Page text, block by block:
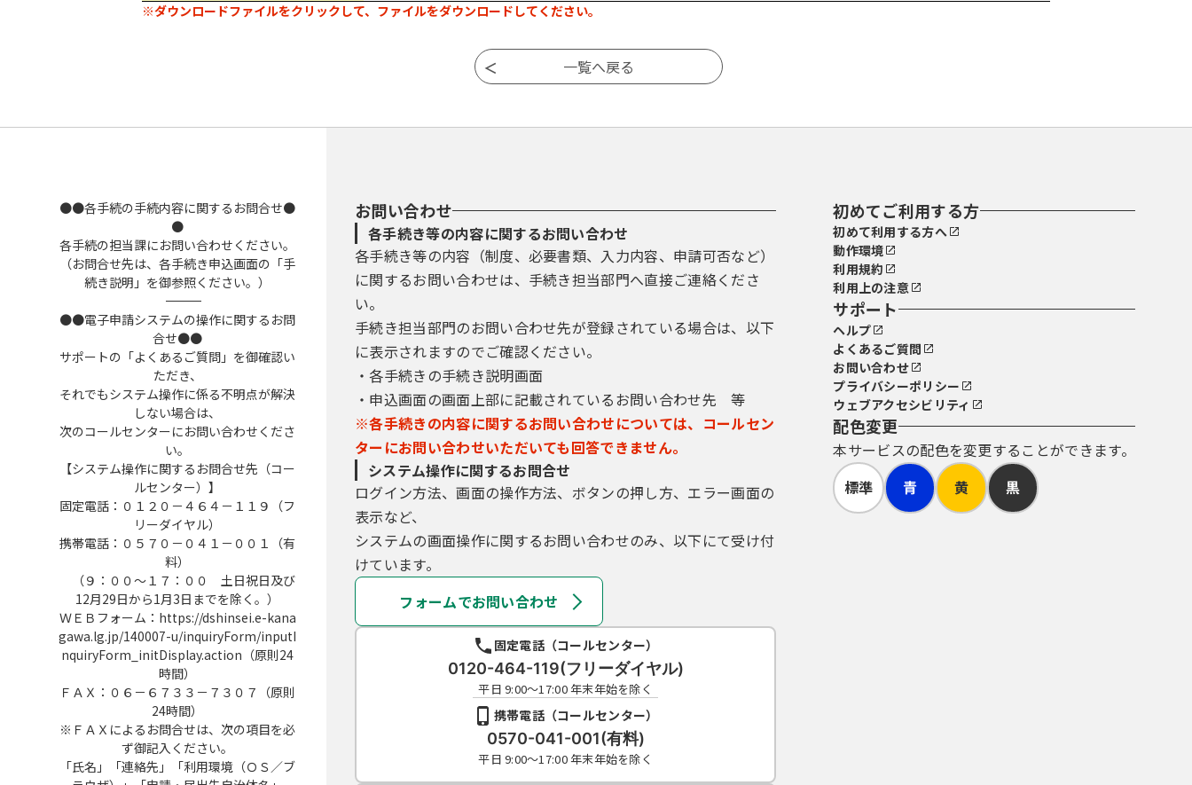
※ダウンロードファイルをクリックして、ファイルをダウンロードしてください。
●●各手続の手続内容に関するお問合せ●
●
各手続の担当課にお問い合わせください。
（お問合せ先は、各手続き申込画面の「手
続き説明」を御参照ください。）
――――――――――――――――――――――――――――――――――――――――――――――――――
●●電子申請システムの操作に関するお問
合せ●●
サポートの「よくあるご質問」を御確認い
ただき、
それでもシステム操作に係る不明点が解決
しない場合は、
次のコールセンターにお問い合わせくださ
い。
【システム操作に関するお問合せ先（コー
ルセンター）】
固定電話：０１２０－４６４－１１９（フ
リーダイヤル）
携帯電話：０５７０－０４１－００１（有
料）
（９：００～１７：００ 土日祝日及び
12月29日から1月3日までを除く。）
ＷＥＢフォーム：https://dshinsei.e-kana
gawa.lg.jp/140007-u/inquiryForm/inputI
nquiryForm_initDisplay.action（原則24
時間）
ＦＡＸ：０６－６７３３－７３０７（原則
24時間）
※ＦＡＸによるお問合せは、次の項目を必
ず御記入ください。
「氏名」「連絡先」「利用環境（ＯＳ／ブ
お問い合わせ
各手続き等の内容に関するお問い合わせ
各手続き等の内容（制度、必要書類、入力内容、申請可否など）
に関するお問い合わせは、手続き担当部門へ直接ご連絡くださ
い。
手続き担当部門のお問い合わせ先が登録されている場合は、以下
に表示されますのでご確認ください。
・各手続きの手続き説明画面
・申込画面の画面上部に記載されているお問い合わせ先 等
※各手続きの内容に関するお問い合わせについては、コールセン
ターにお問い合わせいただいても回答できません。
システム操作に関するお問合せ
ログイン方法、画面の操作方法、ボタンの押し方、エラー画面の
表示など、
システムの画面操作に関するお問い合わせのみ、以下にて受け付
けています。
フォームでお問い合わせ
固定電話（コールセンター）
0120-464-119(フリーダイヤル)
平日 9:00～17:00 年末年始を除く
携帯電話（コールセンター）
0570-041-001(有料)
平日 9:00～17:00 年末年始を除く
初めてご利用する方
初めて利用する方へ
動作環境
利用規約
利用上の注意
サポート
ヘルプ
よくあるご質問
お問い合わせ
プライバシーポリシー
ウェブアクセシビリティ
配色変更
本サービスの配色を変更することができます。
標準
青 黄 黒